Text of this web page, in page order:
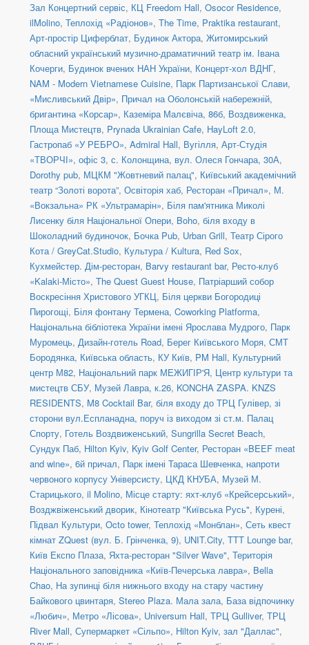
Зал Концертний сервіс, КЦ Freedom Hall, Osocor Residence,
ilMolino, Теплохід «Радіонов», The Time, Praktika restaurant,
Арт-простір Циферблат, Будинок Актора, Житомирський
обласний український музично-драматичний театр ім. Івана
Кочерги, Будинок вчених НАН України, Концерт-хол ВДНГ,
NAM - Modern Vietnamese Cuisine, Парк Партизанської Слави,
«Мисливський Двір», Причал на Оболонській набережній,
бригантина «Корсар», Каземіра Малєвіча, 86б, Воздвиженка,
Площа Мистецтв, Prynada Ukrainian Cafe, HayLoft 2.0,
Гастропаб «У РЕБРО», Admiral Hall, Вугілля, Арт-Студія
«ТВОРЧІ», офіс 3, с. Колонщина, вул. Олеся Гончара, 30А,
Dorothy pub, МЦКМ "Жовтневий палац", Київський академічний
театр “Золоті ворота”, Освіторія хаб, Ресторан «Причал», М.
«Вокзальна» РК «Ультрамарін», Біля пам'ятника Миколі
Лисенку біля Національної Опери, Boho, біля входу в
Шоколадний будиночок, Бочка Pub, Urban Grill, Театр Сірого
Кота / GreyCat.Studio, Культура / Kultura, Red Sox,
Кухмейстер. Дім-ресторан, Barvy restaurant bar, Ресто-клуб
«Kalaki-Місто», The Quest Guest House, Патріарший собор
Воскресіння Христового УГКЦ, Біля церкви Богородиці
Пирогощі, Біля фонтану Термена, Coworking Platforma,
Національна бібліотека України імені Ярослава Мудрого, Парк
Муромець, Дизайн-готель Road, Берег Київського Моря, СМТ
Бородянка, Київська область, КУ Київ, PM Hall, Культурний
центр М82, Національний парк МЕЖИГІР'Я, Центр культури та
мистецтв СБУ, Музей Лавра, к.26, KONCHA ZASPA. KNZS
RESIDENTS, M8 Cocktail Bar, біля входу до ТРЦ Гулівер, зі
сторони вул.Еспланадна, поруч із виходом зі ст.м. Палац
Спорту, Готель Воздвиженський, Sungrilla Secret Beach,
Сундук Паб, Hilton Kyiv, Kyiv Golf Center, Ресторан «BEEF meat
and wine», 6й причал, Парк імені Тараса Шевченка, напроти
червоного корпусу Універсисту, ЦКД КНУБА, Музей М.
Старицького, il Molino, Місце старту: яхт-клуб «Крейсерський»,
Возджвіженський дворик, Кінотеатр "Київська Русь", Курені,
Підвал Культури, Octo tower, Теплохід «Монблан», Сеть квест
кімнат ZQuest (вул. Б. Грінченка, 9), UNIT.City, TTT Lounge bar,
Київ Експо Плаза, Яхта-ресторан "Silver Wave", Територія
Національного заповідника «Київ-Печерська лавра», Bella
Chao, На зупинці біля нижнього входу на стару частину
Байкового цвинтаря, Stereo Plaza. Мала зала, База відпочинку
«Любич», Метро «Лісова», Universum Hall, ТРЦ Gulliver, ТРЦ
River Mall, Супермаркет «Сільпо», Hilton Kyiv, зал "Даллас",